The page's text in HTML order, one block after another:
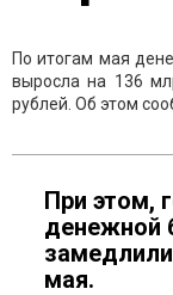
По итогам мая
выросла на 136
рублей. Об этом
При этом,
денежной
мая.